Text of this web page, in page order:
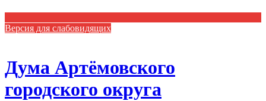
Версия для слабовидящих
Дума Артёмовского
городского округа